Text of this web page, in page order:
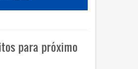
para próximo